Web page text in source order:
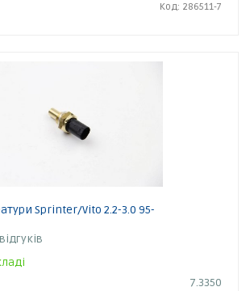
Код: 286511-7
Sprinter/Vito 2.2-3.0 95-
7.3350